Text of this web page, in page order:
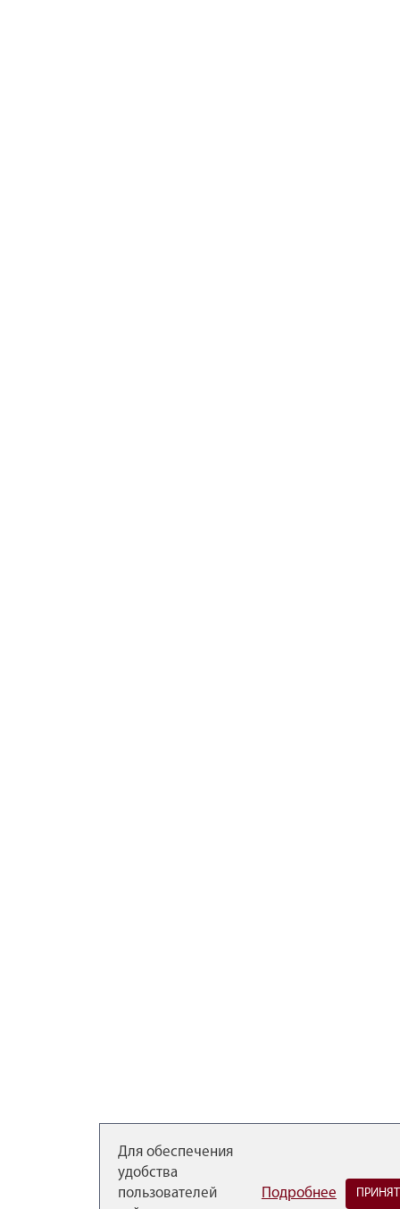
Для обеспечения
удобства
пользователей
Подробнее